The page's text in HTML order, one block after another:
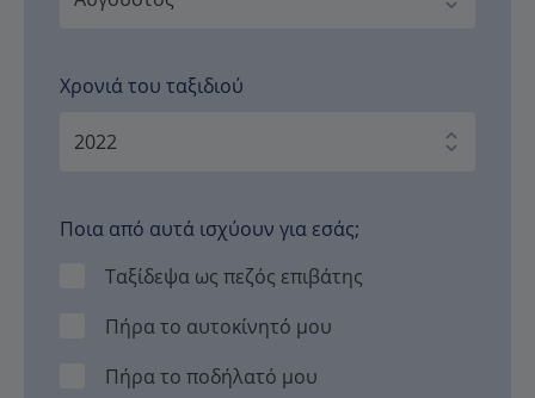
Χρονιά του ταξιδιού
Ποια από αυτά ισχύουν για εσάς;
Ταξίδεψα ως πεζός επιβάτης
Πήρα το αυτοκίνητό μου
Πήρα το ποδήλατό μου